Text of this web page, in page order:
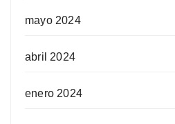
mayo 2024
abril 2024
enero 2024